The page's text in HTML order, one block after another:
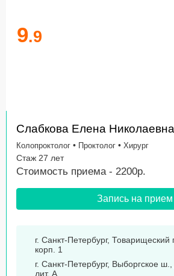
9.9
Слабкова Елена Николаевна
Колопроктолог • Проктолог • Хирург
Стаж 27 лет
Стоимость приема - 2200р.
Запись на прием
г. Санкт-Петербург, Товарищеский
корп. 1
г. Санкт-Петербург, Выборгское
лит. А